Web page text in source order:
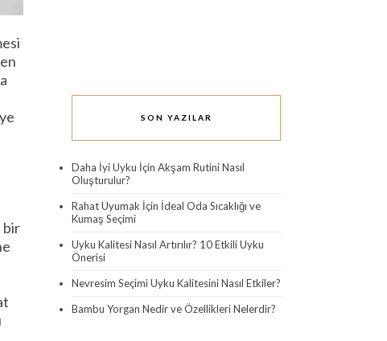
bir
SON YAZILAR
Daha İyi Uyku İçin Akşam Rutini Nasıl
Oluşturulur?
Rahat Uyumak İçin İdeal Oda Sıcaklığı ve
Kumaş Seçimi
Uyku Kalitesi Nasıl Artırılır? 10 Etkili Uyku
Önerisi
Nevresim Seçimi Uyku Kalitesini Nasıl Etkiler?
Bambu Yorgan Nedir ve Özellikleri Nelerdir?